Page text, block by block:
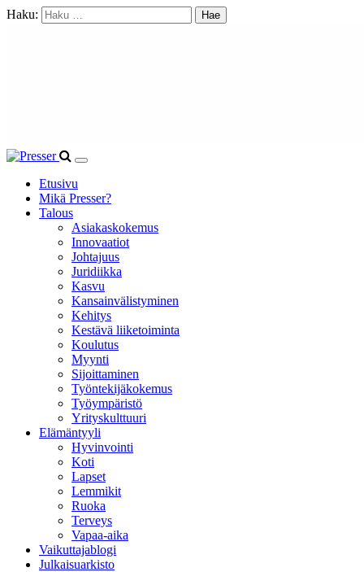
Haku:
Etusivu
Mikä Presser?
Talous
Asiakaskokemus
Innovaatiot
Johtajuus
Juridiikka
Kasvu
Kansainvälistyminen
Kehitys
Kestävä liiketoiminta
Koulutus
Myynti
Sijoittaminen
Työntekijäkokemus
Työympäristö
Yrityskulttuuri
Elämäntyyli
Hyvinvointi
Koti
Lapset
Lemmikit
Ruoka
Terveys
Vapaa-aika
Vaikuttajablogi
Julkaisuarkisto